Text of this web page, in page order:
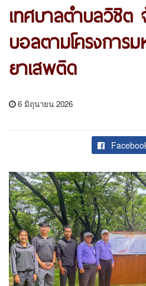
เทศบาลตำบลวิชิต
บอลตามโครงการ
ยาเสพติด
6 มิถุนายน 2026